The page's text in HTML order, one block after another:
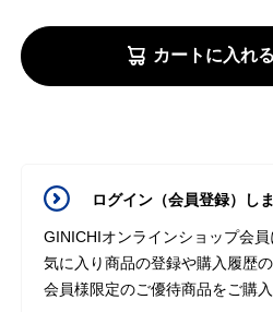
カートに入れる
ログイン（会員登録）し
GINICHIオンラインショップ会
気に入り商品の登録や購入履歴
会員様限定のご優待商品をご購入